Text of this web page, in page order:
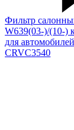
Фильтр
W639(03-)/(10-)
для
CRVC3540